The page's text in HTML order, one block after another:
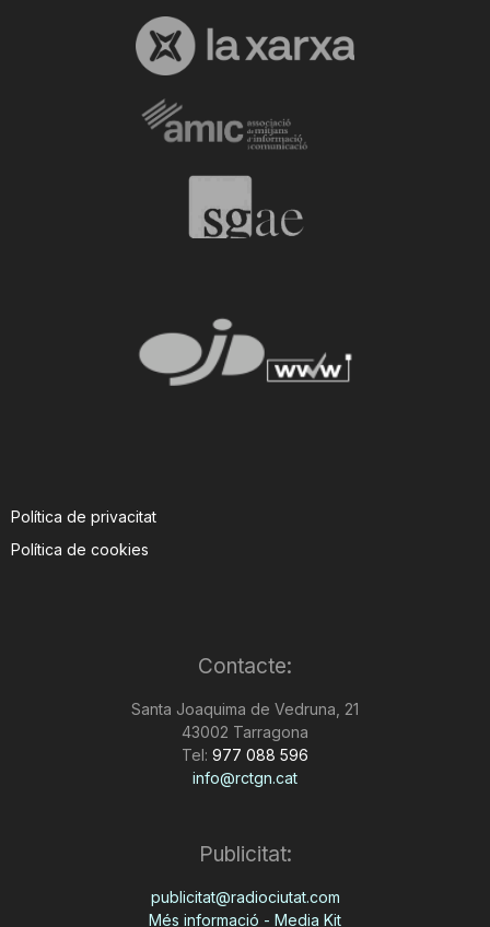
Política de privacitat
Política de cookies
Contacte:
Santa Joaquima de Vedruna, 21
43002 Tarragona
Tel: 977 088 596
info@rctgn.cat
Publicitat:
publicitat@radiociutat.com
Més informació - Media Kit